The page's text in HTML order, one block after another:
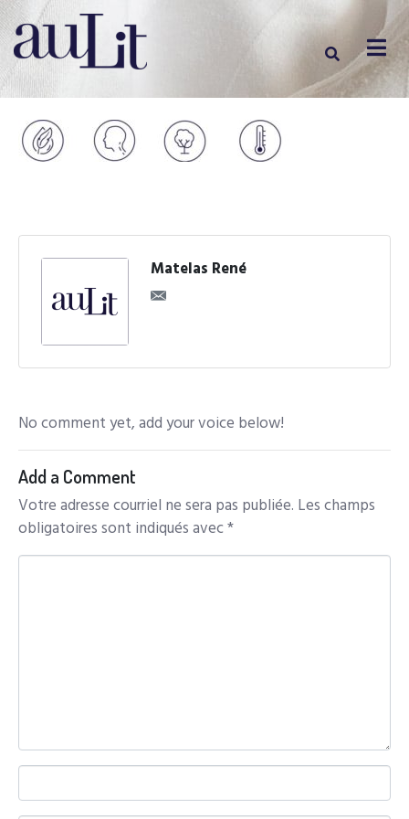
Matelas René
No comment yet, add your voice below!
Add a Comment
Votre adresse courriel ne sera pas publiée. Les champs
obligatoires sont indiqués avec*
C
N
a